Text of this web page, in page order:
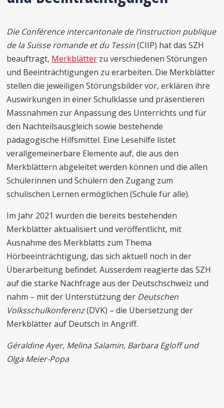
Die Conférence intercantonale de l’instruction publique
de la Suisse romande et du Tessin(CIIP) hat das SZH
beauftragt, Merkblätter zu verschiedenen Störungen
und Beeinträchtigungen zu erarbeiten. Die Merkblätter
stellen die jeweiligen Störungsbilder vor, erklären ihre
Auswirkungen in einer Schulklasse und präsentieren
Massnahmen zur Anpassung des Unterrichts und für
den Nachteilsausgleich sowie bestehende
pädagogische Hilfsmittel. Eine Lesehilfe listet
verallgemeinerbare Elemente auf, die aus den
Merkblättern abgeleitet werden können und die allen
Schülerinnen und Schülern den Zugang zum
schulischen Lernen ermöglichen (Schule für alle).
Im Jahr 2021 wurden die bereits bestehenden
Merkblätter aktualisiert und veröffentlicht, mit
Ausnahme des Merkblatts zum Thema
Hörbeeinträchtigung, das sich aktuell noch in der
Überarbeitung befindet. Ausserdem reagierte das SZH
auf die starke Nachfrage aus der Deutschschweiz und
nahm – mit der Unterstützung der Deutschen
Volksschulkonferenz(DVK) – die Übersetzung der
Merkblätter auf Deutsch in Angriff.
Géraldine Ayer, Melina Salamin, Barbara Egloff und
Olga Meier-Popa